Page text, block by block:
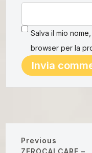
Salva il mio
browser per la
Previous
ZEROCALCARE –